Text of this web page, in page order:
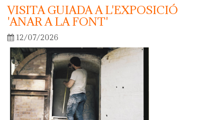
VISITA GUIADA A L'EXPOSICIÓ
'ANAR A LA FONT'
12/07/2026